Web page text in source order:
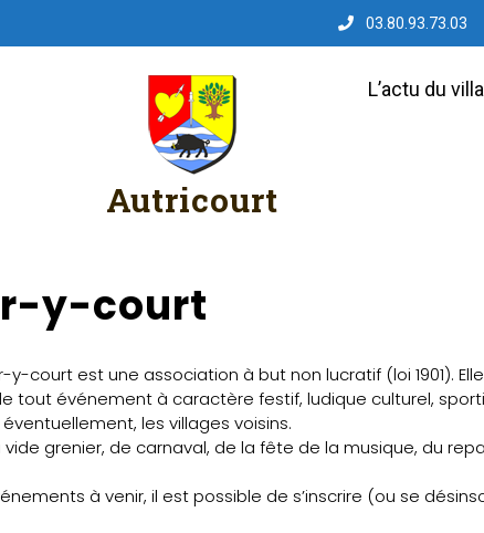
03.80.93.73.03
Autricourt
L’actu du
y-court
court est une association à but non lucratif (loi 1901).
tout événement à caractère festif, ludique culturel,
les villages voisins.
grenier, de carnaval, de la fête de la musique, du
à venir, il est possible de s’inscrire (ou se